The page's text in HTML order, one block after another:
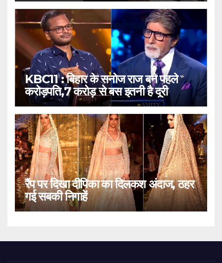
KBC11 : बिहार के सनोज राज बने पहले
करोड़पति,7 करोड़ से बस इतनी है दूरी
रैंप पर दिखा दीपिका का दिलकश अंदाज, ठहर
गई सबकी निगाहें